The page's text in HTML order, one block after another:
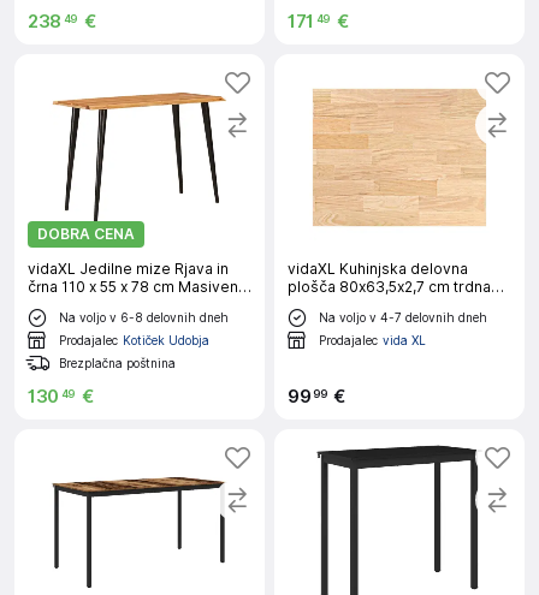
238 49 € 171 49 €
DOBRA CENA
vidaXL Jedilne mize Rjava in
črna 110 x 55 x 78 cm Masiven
les manga
Na voljo v 6-8 delovnih dneh
Prodajalec Kotiček Udobja
Brezplačna poštnina
130 49 €
vidaXL Kuhinjska delovna
plošča 80x63,5x2,7 cm trdna
hrastovina
Na voljo v 4-7 delovnih dneh
Prodajalec vida XL
9999 €